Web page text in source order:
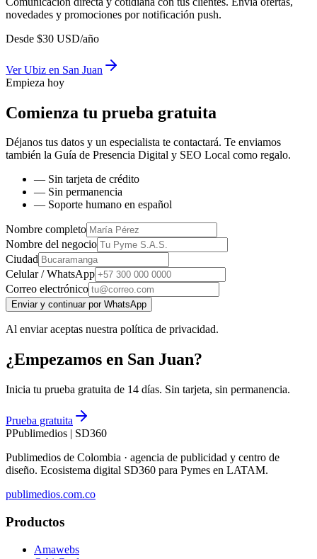
novedades y promociones por notificación push.
Desde $30 USD/año
VerUbiz en San Juan
Empieza hoy
Comienza tu prueba gratuita
Déjanos tus datos y un especialista te contactará. Te enviamos
también la Guía de Presencia Digital y SEO Local como regalo.
— Sin tarjeta de crédito
— Sin permanencia
— Soporte humano en español
Nombre completo
Nombre del negocio
Ciudad
Celular / WhatsApp
Correo electrónico
Enviar y continuar por WhatsApp
Al enviar aceptas nuestra política de privacidad.
¿Empezamos en San Juan?
Inicia tu prueba gratuita de 14 días. Sin tarjeta, sin permanencia.
Prueba gratuita
PPublimedios | SD360
Publimedios de Colombia · agencia de publicidad y centro de
diseño. Ecosistema digital SD360 para Pymes en LATAM.
publimedios.com.co
Productos
Amawebs